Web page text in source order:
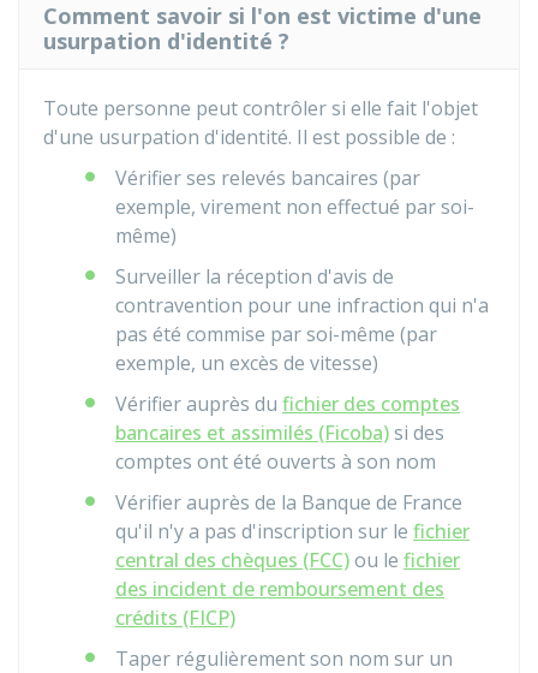
Comment savoir si l'on est victime d'une
usurpation d'identité ?
Toute personne peut contrôler si elle fait l'objet
d'une usurpation d'identité. Il est possible de :
Vérifier ses relevés bancaires (par
exemple, virement non effectué par soi-
même)
Surveiller la réception d'avis de
contravention pour une infraction qui n'a
pas été commise par soi-même (par
exemple, un excès de vitesse)
Vérifier auprès du fichier des comptes
bancaires et assimilés (Ficoba)si des
comptes ont été ouverts à son nom
Vérifier auprès de la Banque de France
qu'il n'y a pas d'inscription sur le fichier
central des chèques (FCC)ou le fichier
des incident de remboursement des
crédits (FICP)
Taper régulièrement son nom sur un